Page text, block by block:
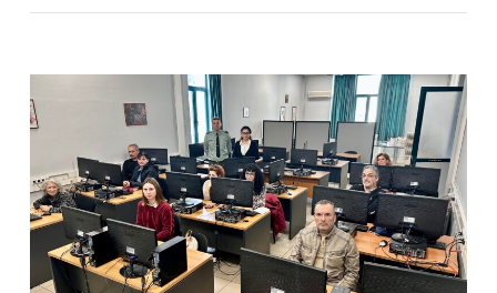
Επιμορφωτικού
Προγράμματος
Υ
με
Φ.Π,
για
το